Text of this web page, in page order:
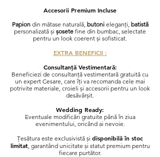
Accesorii Premium Incluse
Papiondin mătase naturală, butonieleganți, batistă
personalizată și șosete fine din bumbac, selectate
pentru un look coerent și sofisticat.
EXTRA BENEFICII :
Consultanță Vestimentară:
Beneficiezi de consultanță vestimentară gratuită cu
un expert Cesare, care îți va recomanda cele mai
potrivite materiale, croieli și accesorii pentru un look
desăvârșit.
Wedding Ready:
Eventuale modificări gratuite până în ziua
evenimentului, oricând ai nevoie.
Țesătura este exclusivistă și disponibilă în stoc
limitat, garantând unicitate și statut premium pentru
fiecare purtător.